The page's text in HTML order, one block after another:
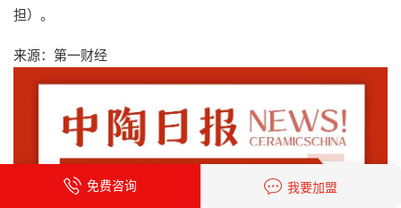
担）。
来源：第一财经
免费咨询 我要加盟